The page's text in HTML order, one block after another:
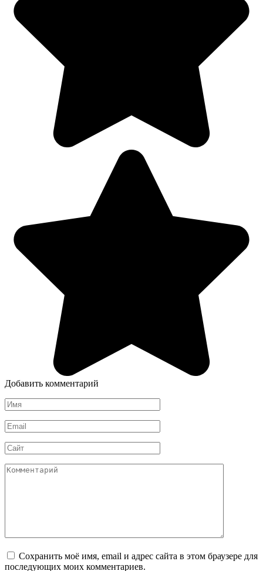
Добавить комментарий
Имя
Email
Сайт
Комментарий
Сохранить моё имя, email и адрес сайта в этом браузере для
последующих моих комментариев.